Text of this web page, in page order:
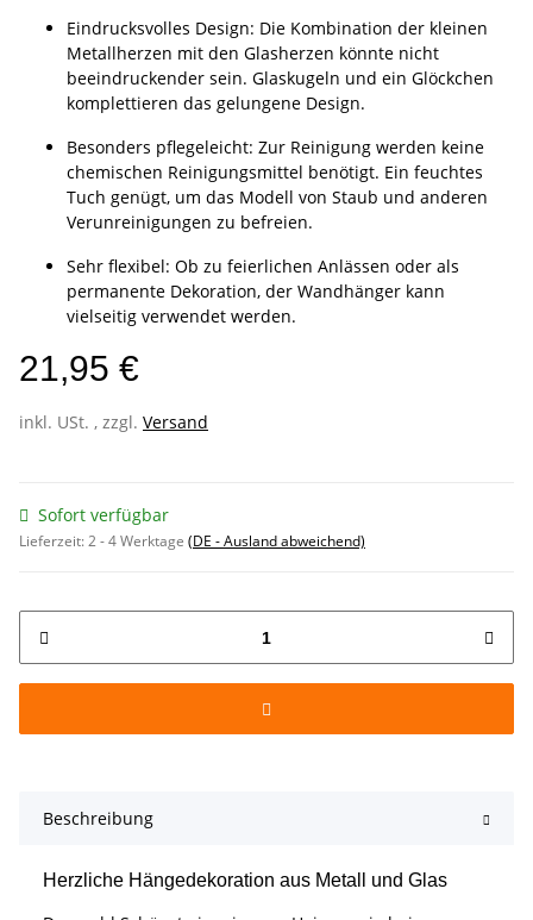
Eindrucksvolles Design: Die Kombination der kleinen
Metallherzen mit den Glasherzen könnte nicht
beeindruckender sein. Glaskugeln und ein Glöckchen
komplettieren das gelungene Design.
Besonders pflegeleicht: Zur Reinigung werden keine
chemischen Reinigungsmittel benötigt. Ein feuchtes
Tuch genügt, um das Modell von Staub und anderen
Verunreinigungen zu befreien.
Sehr flexibel: Ob zu feierlichen Anlässen oder als
permanente Dekoration, der Wandhänger kann
vielseitig verwendet werden.
21,95 €
inkl. USt. , zzgl. Versand
Sofort verfügbar
Lieferzeit:2 - 4 Werktage (DE - Ausland abweichend)
Beschreibung
Herzliche Hängedekoration aus Metall und Glas